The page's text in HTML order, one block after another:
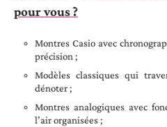
pour vous ?
Montres Casio avec
précision ;
Modèles classiques qui
dénoter ;
Montres analogiques avec
l’air organisées ;